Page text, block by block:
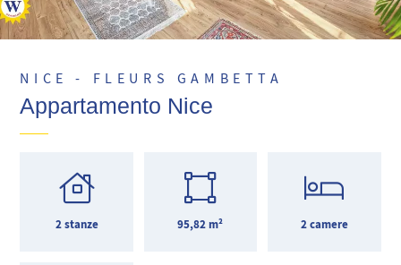
NICE - FLEURS GAMBETTA
Appartamento Nice
2 stanze 95,82 m² 2 camere